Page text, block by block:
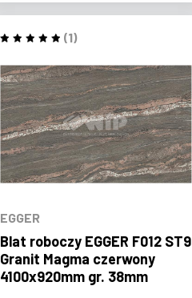
(1)
EGGER
Blat roboczy EGGER F012 ST9
Granit Magma czerwony
4100x920mm gr. 38mm